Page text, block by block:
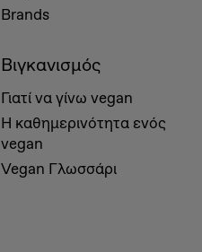
Brands
Βιγκανισμός
Γιατί να γίνω vegan
Η καθημερινότητα ενός
vegan
Vegan Γλωσσάρι